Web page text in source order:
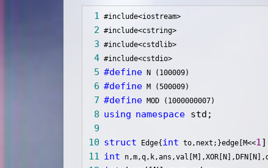
1
2
3
4
5 #define
6 #define
7 #define
8 using namespace
9
10 struct Edge{ int to,next;}edge[M<<1
11 int